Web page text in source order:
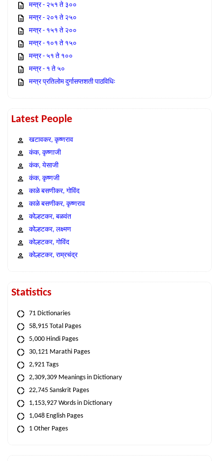
मन्त्र - २५१ ते ३००
मन्त्र - २०१ ते २५०
मन्त्र - १५१ ते २००
मन्त्र - १०१ ते १५०
मन्त्र - ५१ ते १००
मन्त्र - १ ते ५०
मन्त्र प्रतिलोम दुर्गासप्तशती पाठविधिः
Latest People
खटावकर, कृष्णराव
कंक, कृष्णाजी
कंक, येसाजी
कंक, कृष्णजी
काळे बसणीकर, गोविंद
काळे बसणीकर, कृष्णराव
कोल्हटकर, बळवंत
कोल्हटकर, लक्ष्मण
कोल्हटकर, गोविंद
कोल्हटकर, राम्रचंद्र
Statistics
71 Dictionaries
58,915 Total Pages
5,000 Hindi Pages
30,121 Marathi Pages
2,921 Tags
2,309,309 Meanings in Dictionary
22,745 Sanskrit Pages
1,153,927 Words in Dictionary
1,048 English Pages
1 Other Pages